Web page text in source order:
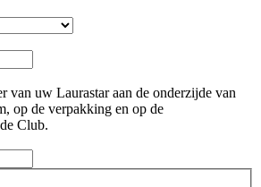
van uw Laurastar aan de onderzijde van
op de verpakking en op de
Club.